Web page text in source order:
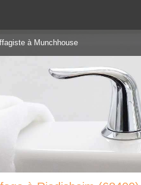
à Munchhouse